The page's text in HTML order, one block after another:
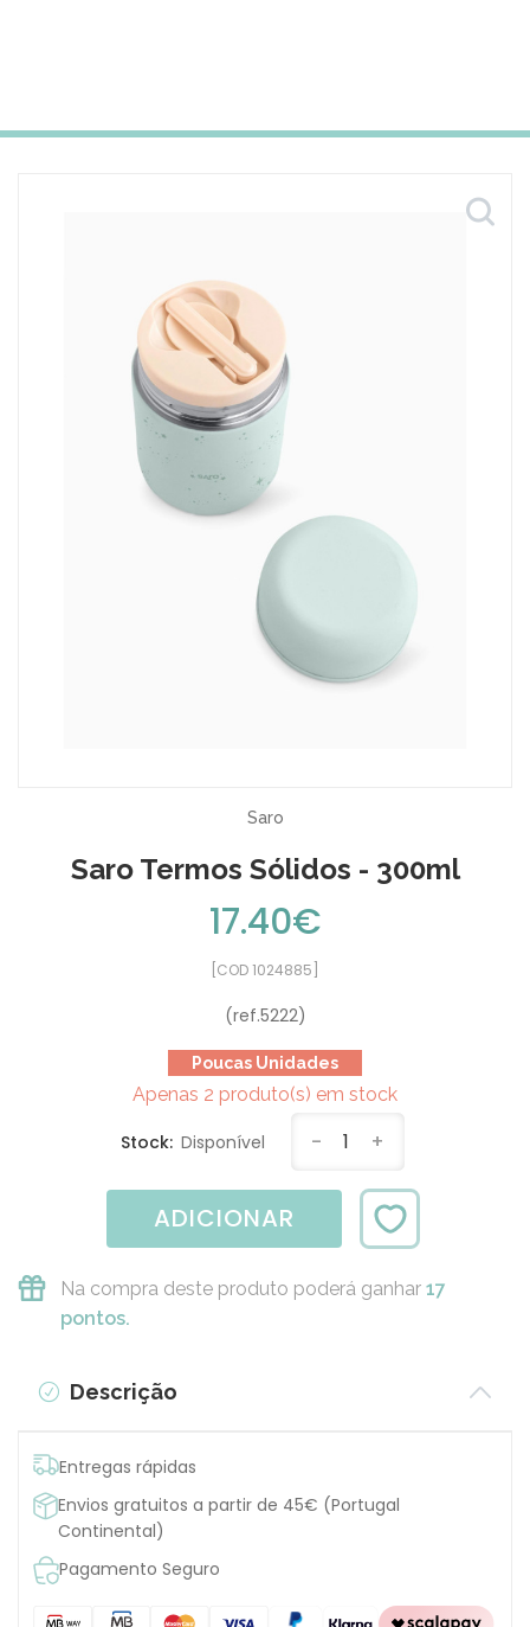
Saro
Saro Termos Sólidos - 300ml
17.40€
[COD 1024885]
(ref.5222)
Poucas Unidades
Apenas 2 produto(s) em stock
Stock: Disponível - 1 +
ADICIONAR
Na compra deste produto poderá ganhar 17
pontos.
Descrição
Entregas rápidas
Envios gratuitos a partir de 45€ (Portugal
Continental)
Pagamento Seguro